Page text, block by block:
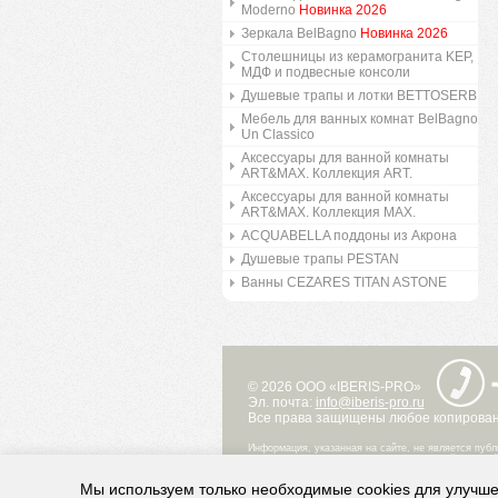
Moderno Новинка 2026
Зеркала BelBagno Новинка 2026
Столешницы из керамогранита KEP,
МДФ и подвесные консоли
Душевые трапы и лотки BETTOSERB
Мебель для ванных комнат BelBagno
Un Classico
Аксессуары для ванной комнаты
ART&MAX. Коллекция ART.
Аксессуары для ванной комнаты
ART&MAX. Коллекция MAX.
ACQUABELLA поддоны из Акрона
Душевые трапы PESTAN
Ванны CEZARES TITAN ASTONE
© 2026 ООО «IBERIS-PRO»
Эл. почта: info@iberis-pro.ru
Все права защищены любое
Информация, указанная на сайте, не является
представленных в каталоге на сайте, могут
Информация о цене товара, указанная в каталоге
Мы используем только необходимые cookies для